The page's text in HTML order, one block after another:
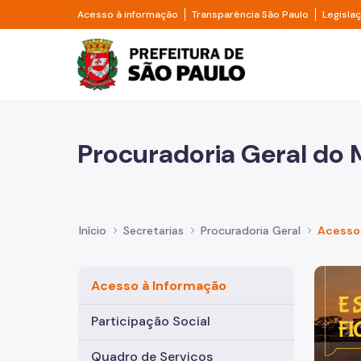
Pular para o Conteúdo principal
Acesso à informação Divisor de acesso à informação
Transparência São Paulo Divisor
Prefeitura de São
Procuradoria Geral do
Início Secretarias Procuradoria Geral
Acesso à Informação
Participação Social
Quadro de Serviços